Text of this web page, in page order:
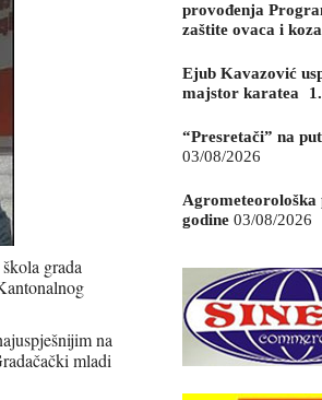
grada
na
mladi
provođenja
zaštite ovaca i koza
Ejub Kavazović
majstor karatea
“Presretači” na
03/08/2026
Agrometeorološka
godine 03/08/2026